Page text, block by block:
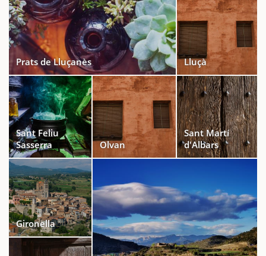
Prats de Lluçanès Lluçà
Sant Feliu
Sasserra
Olvan
Sant Martí
d'Albars
Gironella